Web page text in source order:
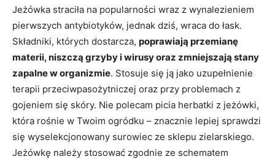
Jeżówka straciła na popularności wraz z wynalezieniem
pierwszych antybiotyków, jednak dziś, wraca do łask.
Składniki, których dostarcza, poprawiają przemianę
materii, niszczą grzyby i wirusy oraz zmniejszają stany
zapalne w organizmie. Stosuje się ją jako uzupełnienie
terapii przeciwpasożytniczej oraz przy problemach z
gojeniem się skóry. Nie polecam picia herbatki z jeżówki,
która rośnie w Twoim ogródku – znacznie lepiej sprawdzi
się wyselekcjonowany surowiec ze sklepu zielarskiego.
Jeżówkę należy stosować zgodnie ze schematem